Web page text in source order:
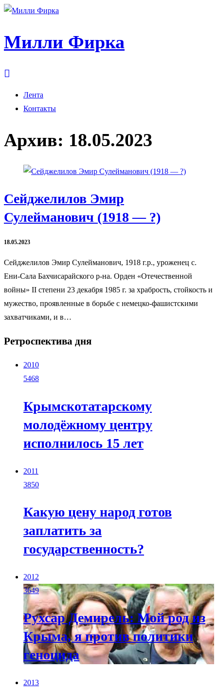
Милли Фирка
Лента
Контакты
Архив: 18.05.2023
Сейджелилов Эмир
Сулейманович (1918 — ?)
18.05.2023
Сейджелилов Эмир Сулейманович, 1918 г.р., уроженец с.
Ени-Сала Бахчисарайского р-на. Орден «Отечественной
войны» II степени 23 декабря 1985 г. за храбрость, стойкость и
мужество, проявленные в борьбе с немецко-фашистскими
захватчиками, и в…
Ретроспектива дня
2010
5468
Крымскотатарскому
молодёжному центру
исполнилось 15 лет
2011
3850
Какую цену народ готов
заплатить за
государственность?
2012
3649
Рухсар Демирель: Мой род из
Крыма, я против политики
геноцида
2013